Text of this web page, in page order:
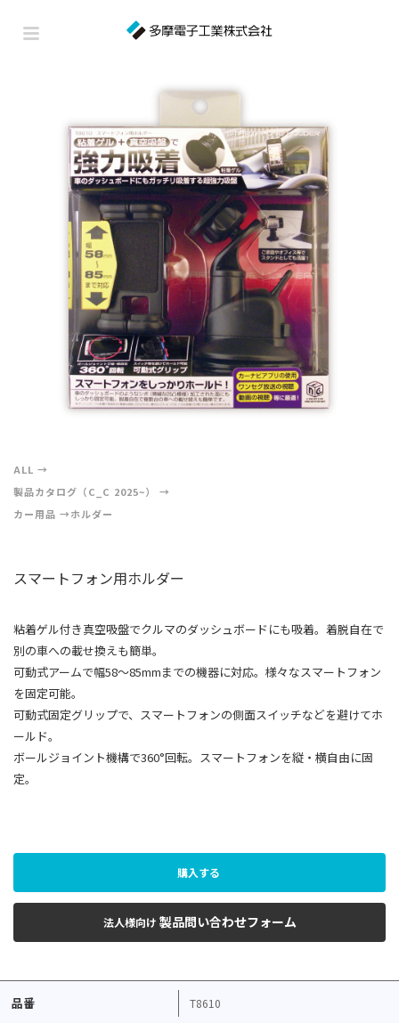
ALL
製品カタログ（C_C 2025~）
カー用品
ホルダー
スマートフォン用ホルダー
粘着ゲル付き真空吸盤でクルマのダッシュボードにも吸着。着脱自在で
別の車への載せ換えも簡単。
可動式アームで幅58〜85mmまでの機器に対応。様々なスマートフォン
を固定可能。
可動式固定グリップで、スマートフォンの側面スイッチなどを避けてホ
ールド。
ボールジョイント機構で360°回転。スマートフォンを縦・横自由に固
定。
購入する
法人様向け 製品問い合わせフォーム
品番 T8610